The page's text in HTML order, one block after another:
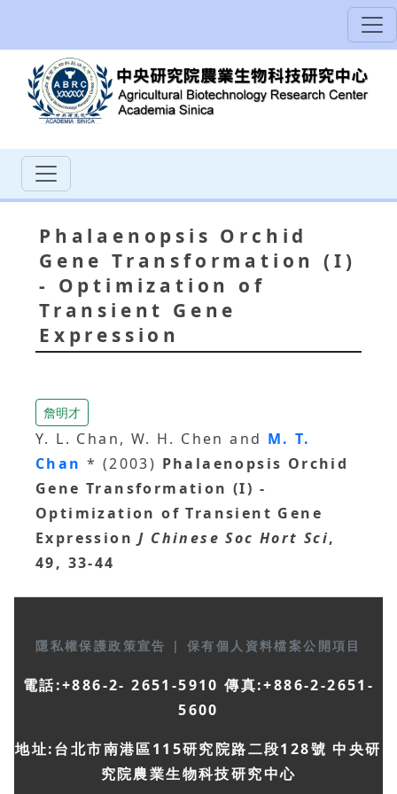
Phalaenopsis Orchid
Gene Transformation (I)
- Optimization of
Transient Gene
Expression
詹明才
Y. L. Chan, W. H. Chen and M. T.
Chan * (2003) Phalaenopsis Orchid
Gene Transformation (I) -
Optimization of Transient Gene
Expression J Chinese Soc Hort Sci,
49, 33-44
隱私權保護政策宣告 | 保有個人資料檔案公開項目
電話:+886-2- 2651-5910 傳真:+886-2-2651-
5600
地址:台北市南港區115研究院路二段128號 中央研
究院農業生物科技研究中心